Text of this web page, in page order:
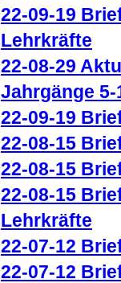
22-09-19
Lehrkräfte
22-08-29
Jahrgänge 5-
22-09-19
22-08-15
22-08-15
22-08-15
Lehrkräfte
22-07-12
22-07-12